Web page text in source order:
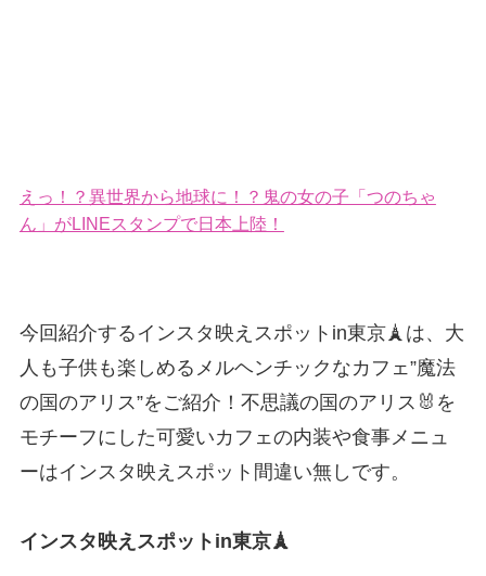
えっ！？異世界から地球に！？鬼の女の子「つのちゃ
ん」がLINEスタンプで日本上陸！
今回紹介するインスタ映えスポットin東京🗼は、大
人も子供も楽しめるメルヘンチックなカフェ”魔法
の国のアリス”をご紹介！不思議の国のアリス🐰を
モチーフにした可愛いカフェの内装や食事メニュ
ーはインスタ映えスポット間違い無しです。
インスタ映えスポットin東京🗼